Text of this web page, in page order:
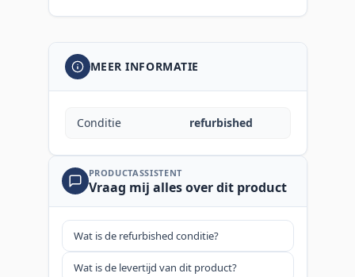
MEER INFORMATIE
Conditie refurbished
PRODUCTASSISTENT
Vraag mij alles over dit product
Wat is de refurbished conditie?
Wat is de levertijd van dit product?